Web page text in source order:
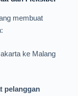
membuat
ke Malang
pelanggan